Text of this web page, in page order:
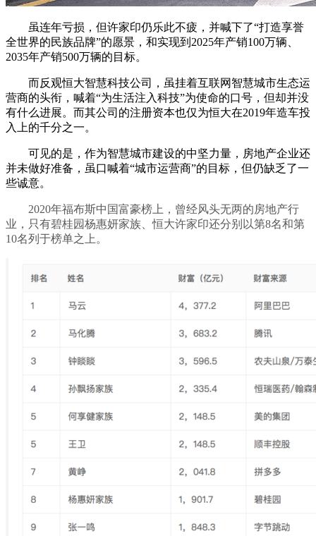
虽连年亏损，但许家印仍乐此不疲，并喊下了“打造享誉
全世界的民族品牌”的愿景，和实现到2025年产销100万辆、
2035年产销500万辆的目标。
而反观恒大智慧科技公司，虽挂着互联网智慧城市生态运
营商的头衔，喊着“为生活注入科技”为使命的口号，但却并没
有什么进展。而其公司的注册资本也仅为恒大在2019年造车投
入上的千分之一。
可见的是，作为智慧城市建设的中坚力量，房地产企业还
并未做好准备，虽口喊着“城市运营商”的目标，但仍缺乏了一
些诚意。
2020年福布斯中国富豪榜上，曾经风头无两的房地产行
业，只有碧桂园杨惠妍家族、恒大许家印还分别以第8名和第
10名列于榜单之上。